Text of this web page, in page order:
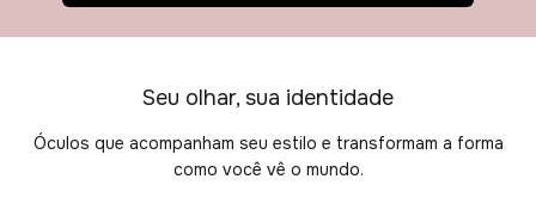
Seu olhar, sua identidade
Óculos que acompanham seu estilo e transformam a forma
como você vê o mundo.